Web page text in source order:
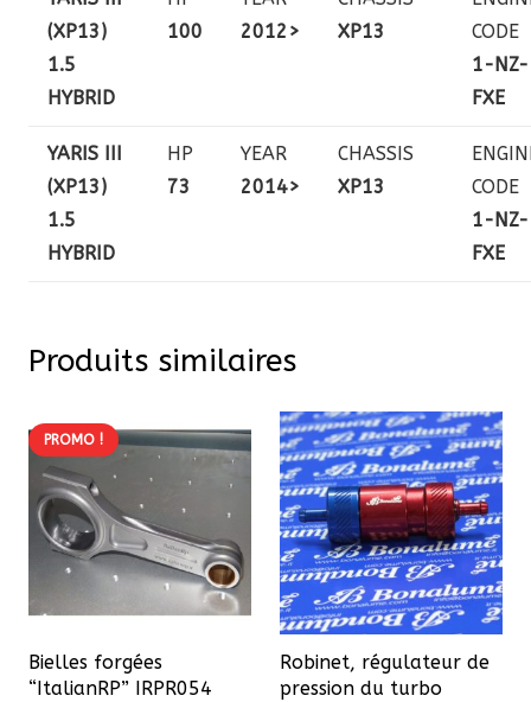
(XP13)
1.5
HYBRID
100
2012>
XP13
CODE
1-NZ-
FXE
YARIS III
(XP13)
1.5
HYBRID
HP
73
YEAR
2014>
CHASSIS
XP13
CODE
1-NZ-
FXE
Produits similaires
PROMO !
Bielles forgées
“ItalianRP” IRPR054
Robinet, régulateur de
pression du turbo